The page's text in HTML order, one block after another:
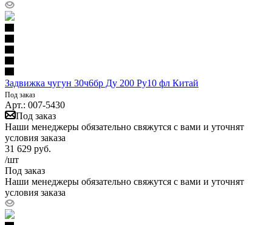
Задвижка чугун 30ч6бр Ду 200 Ру10 фл Китай
Под заказ
Арт.: 007-5430
Под заказ
Наши менеджеры обязательно свяжутся с вами и уточнят
условия заказа
31 629 руб.
/шт
Под заказ
Наши менеджеры обязательно свяжутся с вами и уточнят
условия заказа